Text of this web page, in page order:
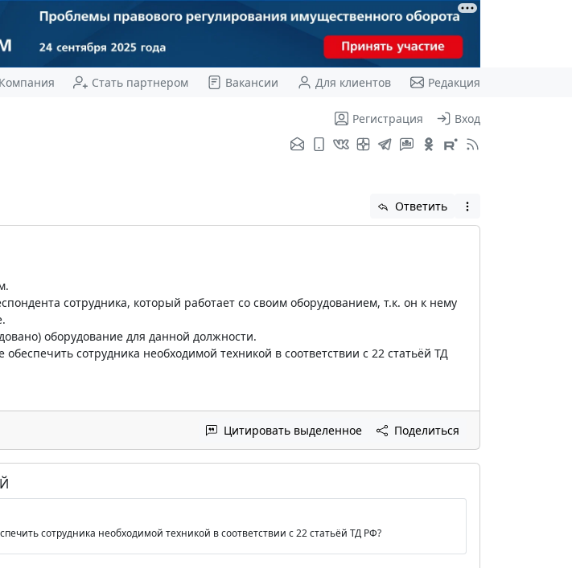
Компания Стать партнером Вакансии Для клиентов Редакция
Регистрация Вход
Ответить
сотрудника, который работает со своим оборудованием, т.к. он к нему
оборудование для данной должности.
сотрудника необходимой техникой в соответствии с 22 статьёй ТД
Цитировать выделенное Поделиться
сотрудника необходимой техникой в соответствии с 22 статьёй ТД РФ?